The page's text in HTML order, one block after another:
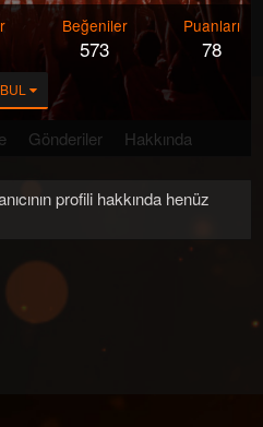
Beğeniler
573
Puanları
78
BUL
Gönderiler Hakkında
profili hakkında henüz